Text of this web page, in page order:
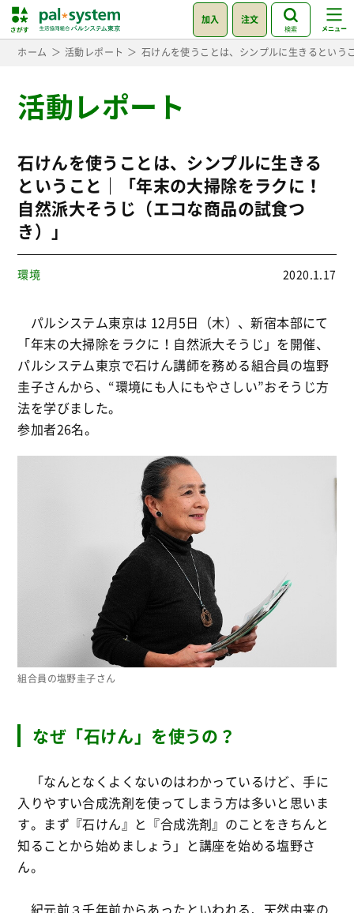
加入 注文
検索
ホーム 活動レポート 石けんを使うことは、シンプルに生きるとい
活動レポート
石けんを使うことは、シンプルに生きる
ということ｜「年末の大掃除をラクに！
自然派大そうじ（エコな商品の試食つ
き）」
環境 2020.1.17
パルシステム東京は 12月5日（木）、新宿本部にて
「年末の大掃除をラクに！自然派大そうじ」を開催、
パルシステム東京で石けん講師を務める組合員の塩野
圭子さんから、“環境にも人にもやさしい”おそうじ方
法を学びました。
参加者26名。
組合員の塩野圭子さん
なぜ「石けん」を使うの？
「なんとなくよくないのはわかっているけど、手に
入りやすい合成洗剤を使ってしまう方は多いと思いま
す。まず『石けん』と『合成洗剤』のことをきちんと
知ることから始めましょう」と講座を始める塩野さ
ん。